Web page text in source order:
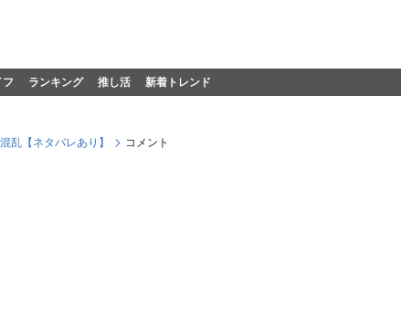
フ ランキング 推し活 新着トレンド
乱【ネタバレあり】 コメント